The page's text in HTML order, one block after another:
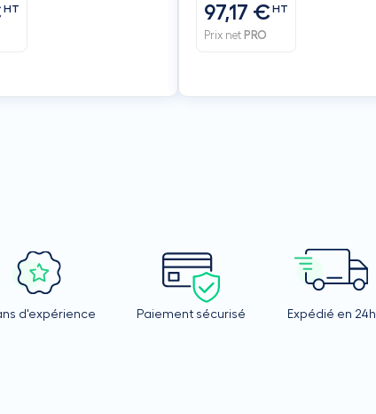
HT 97,17 €HT
Prix net PRO
d'expérience Paiement sécurisé Expédié en 24h